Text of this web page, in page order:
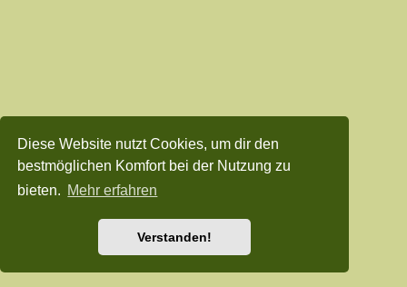
Diese Website nutzt Cookies, um dir den
bestmöglichen Komfort bei der Nutzung zu
bieten. Mehr erfahren
Verstanden!